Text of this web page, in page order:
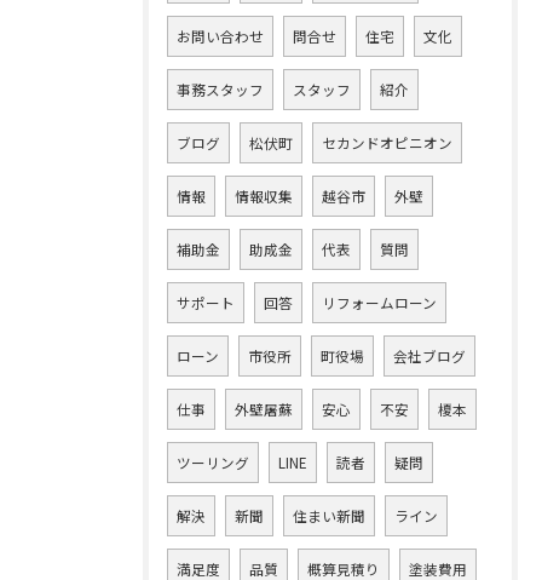
お問い合わせ 問合せ 住宅 文化
事務スタッフ スタッフ 紹介
ブログ 松伏町 セカンドオピニオン
情報 情報収集 越谷市 外壁
補助金 助成金 代表 質問
サポート 回答 リフォームローン
ローン 市役所 町役場 会社ブログ
仕事 外壁屠蘇 安心 不安 榎本
ツーリング LINE 読者 疑問
解決 新聞 住まい新聞 ライン
満足度 品質 概算見積り 塗装費用